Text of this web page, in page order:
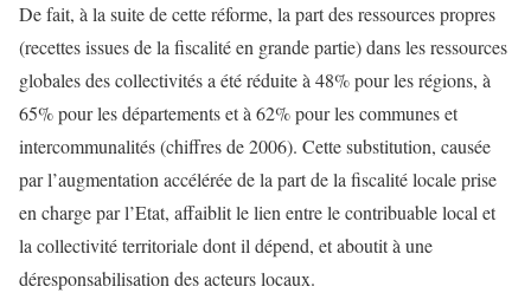
De fait, à la suite de cette réforme, la part des ressources propres
(recettes issues de la fiscalité en grande partie) dans les ressources
globales des collectivités a été réduite à 48% pour les régions, à
65% pour les départements et à 62% pour les communes et
intercommunalités (chiffres de 2006). Cette substitution, causée
par l’augmentation accélérée de la part de la fiscalité locale prise
en charge par l’Etat, affaiblit le lien entre le contribuable local et
la collectivité territoriale dont il dépend, et aboutit à une
déresponsabilisation des acteurs locaux.